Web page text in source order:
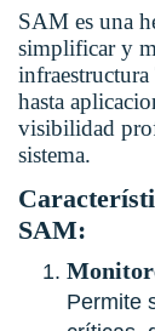
SAM es una
simplificar y
hasta
visibilidad
sistema.
SAM:
Permite